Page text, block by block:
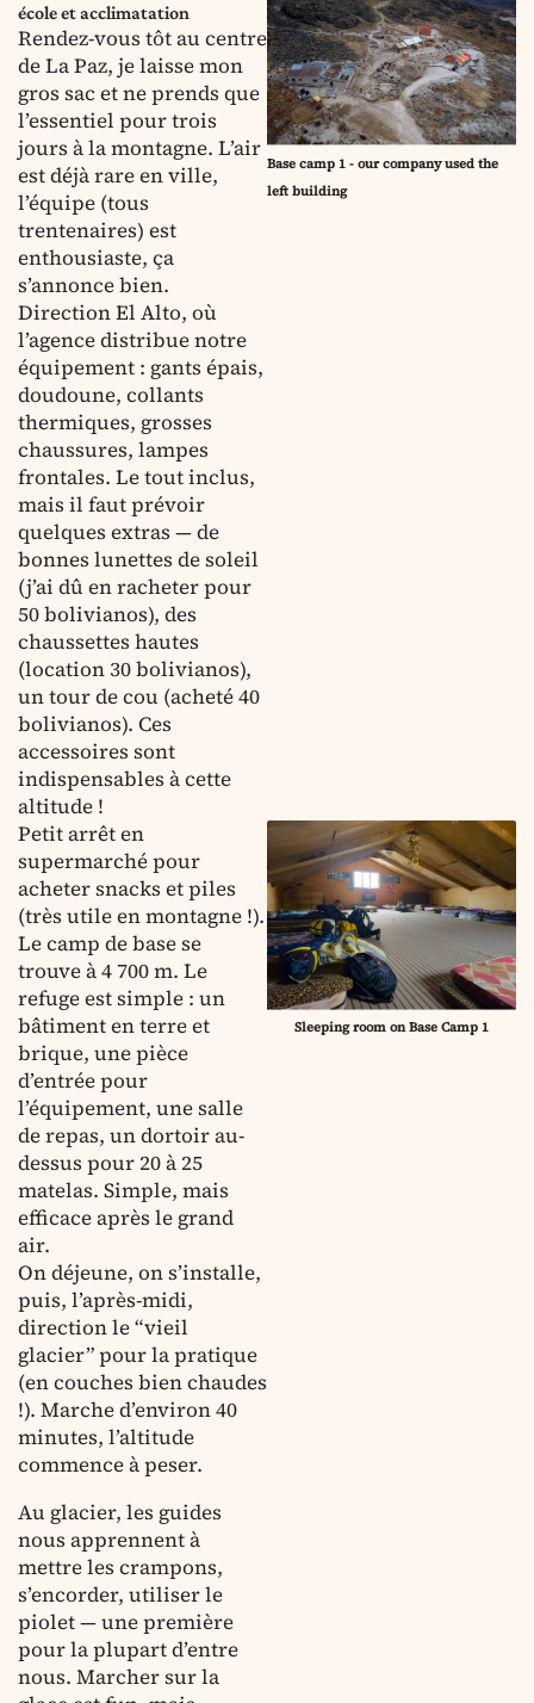
école et acclimatation
Rendez-vous tôt au centre
de La Paz, je laisse mon
gros sac et ne prends que
l’essentiel pour trois
jours à la montagne. L’air
est déjà rare en ville,
l’équipe (tous
trentenaires) est
enthousiaste, ça
s’annonce bien.
Direction El Alto, où
l’agence distribue notre
équipement : gants épais,
doudoune, collants
thermiques, grosses
chaussures, lampes
frontales. Le tout inclus,
mais il faut prévoir
quelques extras — de
bonnes lunettes de soleil
(j’ai dû en racheter pour
50 bolivianos), des
chaussettes hautes
(location 30 bolivianos),
un tour de cou (acheté 40
bolivianos). Ces
accessoires sont
indispensables à cette
altitude !
Base camp 1 - our company used the
left building
Sleeping room on Base Camp 1
Petit arrêt en
supermarché pour
acheter snacks et piles
(très utile en montagne !).
Le camp de base se
trouve à 4 700 m. Le
refuge est simple : un
bâtiment en terre et
brique, une pièce
d’entrée pour
l’équipement, une salle
de repas, un dortoir au-
dessus pour 20 à 25
matelas. Simple, mais
efficace après le grand
air.
On déjeune, on s’installe,
puis, l’après-midi,
direction le “vieil
glacier” pour la pratique
(en couches bien chaudes
!). Marche d’environ 40
minutes, l’altitude
commence à peser.
Au glacier, les guides
nous apprennent à
mettre les crampons,
s’encorder, utiliser le
piolet — une première
pour la plupart d’entre
nous. Marcher sur la